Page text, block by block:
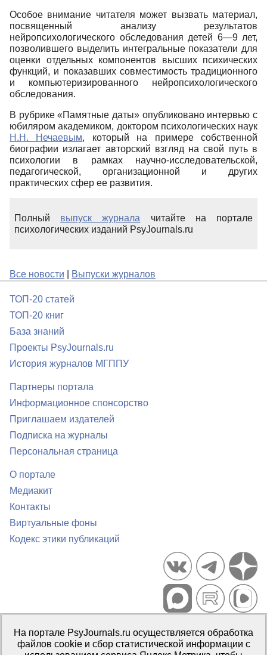
Особое внимание читателя может вызвать материал,
посвященный анализу результатов
нейропсихологического обследования детей 6—9 лет,
позволившего выделить интегральные показатели для
оценки отдельных компонентов высших психических
функций, и показавших совместимость традиционного
и компьютеризированного нейропсихологического
обследования.
В рубрике «Памятные даты» опубликовано интервью с
юбиляром академиком, доктором психологических наук
Н.Н. Нечаевым, который на примере собственной
биографии излагает авторский взгляд на свой путь в
психологии в рамках научно-исследователь­ской,
педагогической, организационной и других
практических сфер ее развития.
Полный выпуск журнала читайте на портале
психологических изданий PsyJournals.ru
Все новости Выпуски журналов
ТОП-20 статей
ТОП-20 книг
База знаний
Проекты PsyJournals.ru
История журналов МГППУ
Партнеры портала
Информационное спонсорство
Приглашаем издателей
Подписка на журналы
Персональная страница
О портале
Медиакит
Контакты
Виртуальные фоны
Кодекс этики публикаций
Портал психологических изданий PsyJournals.ru, 2007–2026
Правила использования материалов
На портале PsyJournals.ru осуществляется обработка
файлов cookie и сбор статистической информации с